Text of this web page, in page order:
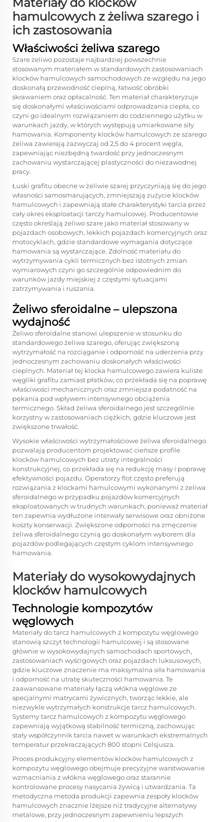
hamulcowych z żeliwa szarego i
ich zastosowania
Właściwości żeliwa szarego
Szare żeliwo pozostaje najbardziej powszechnie
stosowanym materiałem w standardowych zastosowaniach
klocków hamulcowych samochodowych ze względu na jego
doskonałą przewodność cieplną, łatwość obróbki
skrawaniem oraz opłacalność. Ten materiał charakteryzuje
się doskonałymi właściwościami odprowadzania ciepła, co
czyni go idealnym rozwiązaniem do codziennego użytku w
warunkach jazdy, w których występują umiarkowane siły
hamowania. Komponenty klocków hamulcowych ze szarego
żeliwa zawierają zazwyczaj od 2,5 do 4 procent węgla,
zapewniając niezbędną twardość przy jednoczesnym
zachowaniu wystarczającej plastyczności do niezawodnej
pracy.
Łuski grafitu obecne w żeliwie szarej przyczyniają się do jego
własności samosmarujących, zmniejszają zużycie klocków
hamulcowych i zapewniają stałe charakterystyki tarcia przez
cały okres eksploatacji tarczy hamulcowej. Producentowie
często określają żeliwo szare jako materiał stosowany w
pojazdach osobowych, lekkich pojazdach komercyjnych oraz
motocyklach, gdzie standardowe wymagania dotyczące
hamowania są wystarczające. Zdolność materiału do
wytrzymywania cykli termicznych bez istotnych zmian
wymiarowych czyni go szczególnie odpowiednim do
warunków jazdy miejskiej z częstymi sytuacjami
zatrzymywania i ruszania.
Żeliwo sferoidalne – ulepszona
wydajność
Żeliwo sferoidalne stanowi ulepszenie w stosunku do
standardowego żeliwa szarego, oferując zwiększoną
wytrzymałość na rozciąganie i odporność na uderzenia przy
jednoczesnym zachowaniu doskonałych właściwości
cieplnych. Materiał tej klocka hamulcowego zawiera kuliste
węgliki grafitu zamiast płatków, co przekłada się na poprawę
właściwości mechanicznych oraz zmniejsza podatność na
pękania pod wpływem intensywnego obciążenia
termicznego. Skład żeliwa sferoidalnego jest szczególnie
korzystny w zastosowaniach ciężkich, gdzie kluczowe jest
zwiększone trwałość.
Wysokie właściwości wytrzymałościowe żeliwa sferoidalnego
pozwalają producentom projektować cieńsze profile
klocków hamulcowych bez utraty integralności
konstrukcyjnej, co przekłada się na redukcję masy i poprawę
efektywności pojazdu. Operatorzy flot często preferują
rozwiązania z klockami hamulcowymi wykonanymi z żeliwa
sferoidalnego w przypadku pojazdów komercyjnych
eksploatowanych w trudnych warunkach, ponieważ materiał
ten zapewnia wydłużone interwały serwisowe oraz obniżone
koszty konserwacji. Zwiększone odporności na zmęczenie
żeliwa sferoidalnego czynią go doskonałym wyborem dla
pojazdów podlegających częstym cyklom intensywnego
hamowania.
Materiały do wysokowydajnych
klocków hamulcowych
Technologie kompozytów
węglowych
Materiały do tarcz hamulcowych z kompozytu węglowego
stanowią szczyt technologii hamulcowej i są stosowane
głównie w wysokowydajnych samochodach sportowych,
zastosowaniach wyścigowych oraz pojazdach luksusowych,
gdzie kluczowe znaczenie ma maksymalna siła hamowania
i odporność na utratę skuteczności hamowania. Te
zaawansowane materiały łączą włókna węglowe ze
specjalnymi matrycami żywicznych, tworząc lekkie, ale
niezwykle wytrzymałych konstrukcje tarcz hamulcowych.
Systemy tarcz hamulcowych z kompozytu węglowego
zapewniają wyjątkową stabilność termiczną, zachowując
stały współczynnik tarcia nawet w warunkach ekstremalnych
temperatur przekraczających 800 stopni Celsjusza.
Proces produkcyjny elementów klocków hamulcowych z
kompozytu węglowego obejmuje precyzyjne warstwowanie
wzmacniania z włókna węglowego oraz starannie
kontrolowane procesy nasycania żywicą i utwardzania. Ta
metodyczna metoda produkcji zapewnia zespoły klocków
hamulcowych znacznie lżejsze niż tradycyjne alternatywy
metalowe, przy jednoczesnym zapewnieniu lepszych